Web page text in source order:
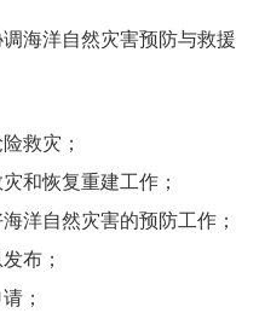
海洋自然灾害预防与救援
救灾；
和恢复重建工作；
洋自然灾害的预防工作；
布；
；